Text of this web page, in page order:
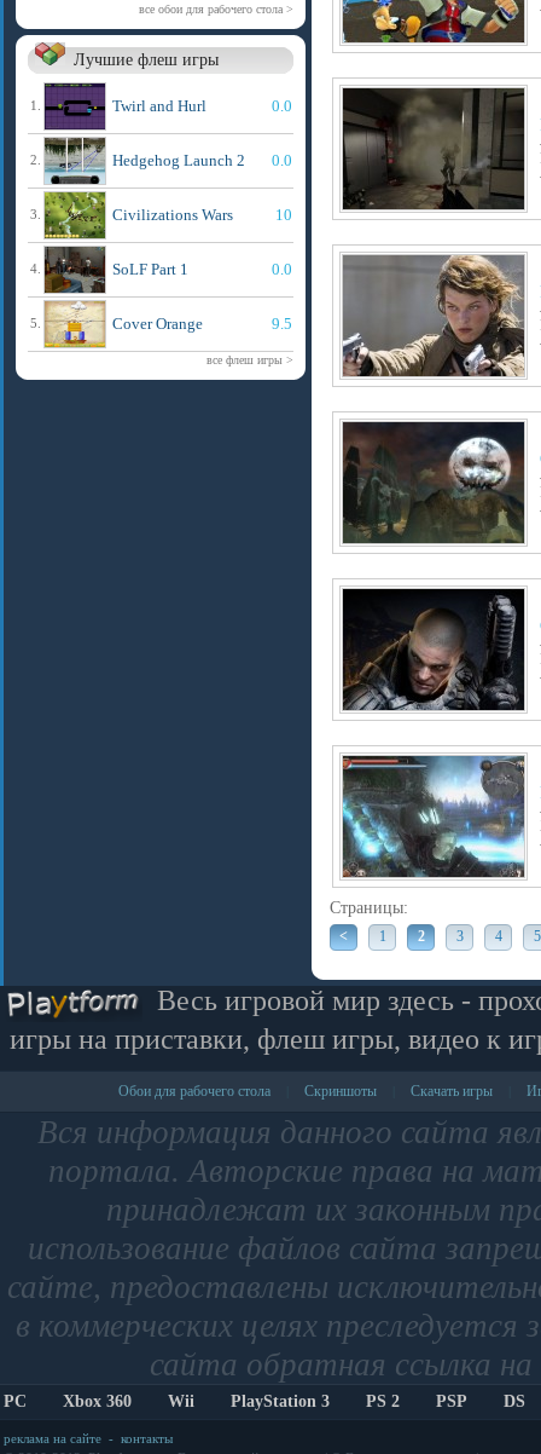
все обои для рабочего стола >
Лучшие флеш игры
1. Twirl and Hurl 0.0
2. Hedgehog Launch 2 0.0
3. Civilizations Wars 10
4. SoLF Part 1 0.0
5. Cover Orange 9.5
все флеш игры >
Страницы:
< 1 2 3 4 5
Весь игровой мир здесь -
игры на приставки, флеш игры, видео к
Обои для рабочего стола Скриншоты Скачать игры
Вся информация данного сайта
портала. Авторские права на
принадлежат их законным
использование файлов сайта
сайте, предоставлены
в коммерческих целях
сайта обратная ссылка
PC Xbox 360 Wii PlayStation 3 PS 2 PSP DS
реклама на сайте - контакты